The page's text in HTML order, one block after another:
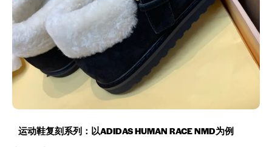
运动鞋复刻系列：以ADIDAS HUMAN RACE NMD为例